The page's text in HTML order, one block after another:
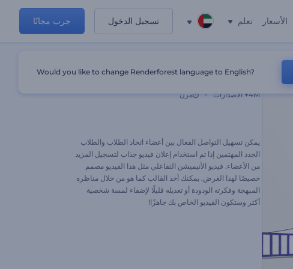
الأسعار تعلم تسجيل الدخول جرب مجانًا
4M+ الاصدارات مرن
يمكن تسهيل التواصل الفعال بين أعضاء اتحاد الطلاب والطلاب
الجدد المهتمين إذا تم استخدام إعلان فيديو جذاب لتسجيل المزيد
من الأعضاء. فيديو الأنيميشن التفاعلي مثل هذا الفيديو مصمم
خصيصًا لهذا الغرض. يمكنك أخذ القالب كما هو من خلال مناظره
المبهجة وفكرته الودودة أو تعديله قليلًا لإضفاء لمسة شخصية
أكثر وستكون الفيديو الخاص بك جاهزًا!
Would you like to change Renderforest language to English?